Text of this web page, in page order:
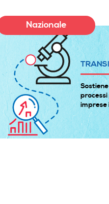
Nazionale
imprese